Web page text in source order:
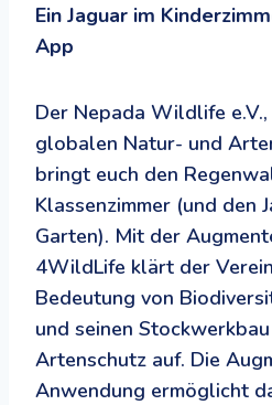
Ein Jaguar im
App
Der Nepada Wildlife
globalen Natur- und
bringt euch den
Klassenzimmer (und den
Garten). Mit der
4WildLife klärt der
Bedeutung von
und seinen
Artenschutz auf. Die
Anwendung ermöglicht